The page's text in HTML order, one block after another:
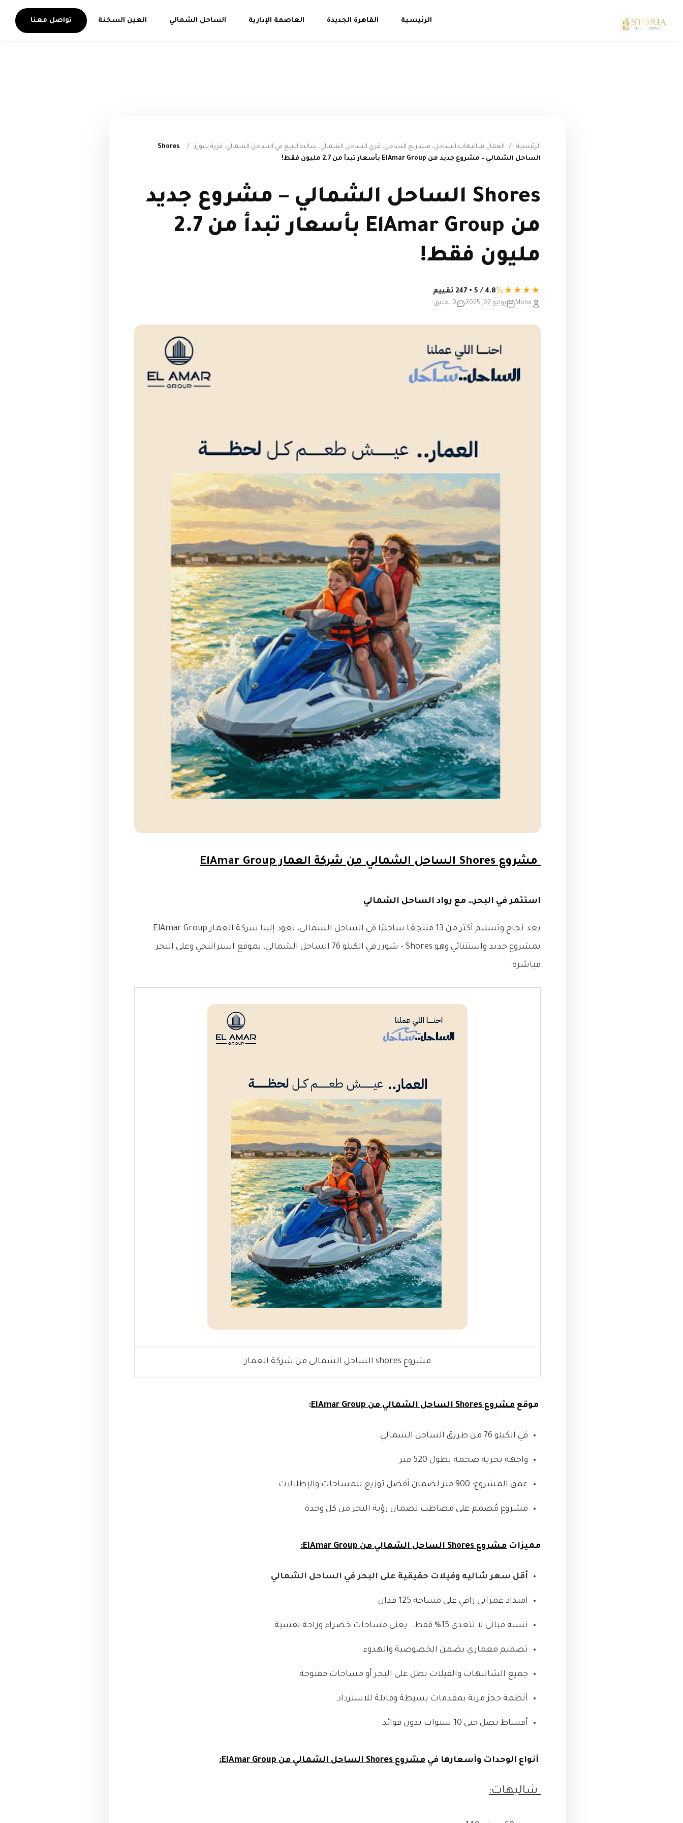
الرئيسية القاهرة الجديدة العاصمة الإدارية الساحل الشمالي العين السخنة تواصل معنا
الرئيسية / العمار، شاليهات الساحل، مشاريع الساحل، قري الساحل الشمالي، شاليه للبيع في الساحل الشمالي، قرية شورز /
Shores
الساحل الشمالي – مشروع جديد من ElAmar Group بأسعار تبدأ من 2.7 مليون فقط!
Shores الساحل الشمالي – مشروع جديد
من ElAmar Group بأسعار تبدأ من 2.7
مليون فقط!
★★★★½4.8 / 5 • 247 تقييم
Mona يوليو 02, 2025 0 تعليق
مشروع Shores الساحل الشمالي من شركة العمار ElAmar Group
استثمر في البحر… مع رواد الساحل الشمالي
بعد نجاح وتسليم أكثر من 13 منتجعًا ساحليًا في الساحل الشمالي، تعود إلينا شركة العمار ElAmar Group
بمشروع جديد واستثنائي وهو Shores - شورز في الكيلو 76 الساحل الشمالي، بموقع استراتيجي وعلى البحر
مباشرة.
مشروع shores الساحل الشمالي من شركة العمار
موقع مشروع Shores الساحل الشمالي من ElAmar Group :
في الكيلو 76 من طريق الساحل الشمالي
واجهة بحرية ضخمة بطول 520 متر
عمق المشروع: 900 متر لضمان أفضل توزيع للمساحات والإطلالات
مشروع مُصمم على مصاطب لضمان رؤية البحر من كل وحدة
مميزات مشروع Shores الساحل الشمالي من ElAmar Group:
أقل سعر شاليه وفيلات حقيقية على البحر في الساحل الشمالي
امتداد عمراني راقي على مساحة 125 فدان
نسبة مباني لا تتعدى 15% فقط… يعني مساحات خضراء وراحة نفسية
تصميم معماري يضمن الخصوصية والهدوء
جميع الشاليهات والفيلات تطل على البحر أو مساحات مفتوحة
أنظمة حجز مرنة بمقدمات بسيطة وقابلة للاسترداد
أقساط تصل حتى 10 سنوات بدون فوائد
أنواع الوحدات وأسعارها في مشروع Shores الساحل الشمالي من ElAmar Group:
شاليهات: